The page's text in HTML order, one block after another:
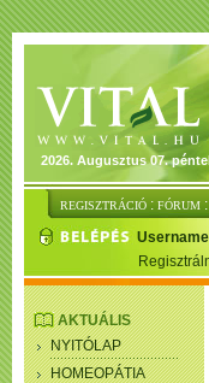
2026. Augusztus 07.
REGISZTRÁCIÓ : FÓRUM :
AKTUÁLIS
NYITÓLAP
HOMEOPÁTIA